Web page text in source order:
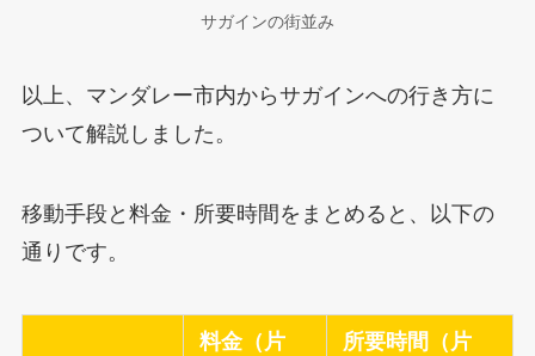
サガインの街並み
以上、マンダレー市内からサガインへの行き方に
ついて解説しました。
移動手段と料金・所要時間をまとめると、以下の
通りです。
料金（片
所要時間（片